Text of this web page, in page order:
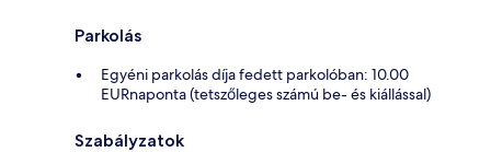
Parkolás
Egyéni parkolás díja fedett parkolóban: 10.00
EURnaponta (tetszőleges számú be- és kiállással)
Szabályzatok